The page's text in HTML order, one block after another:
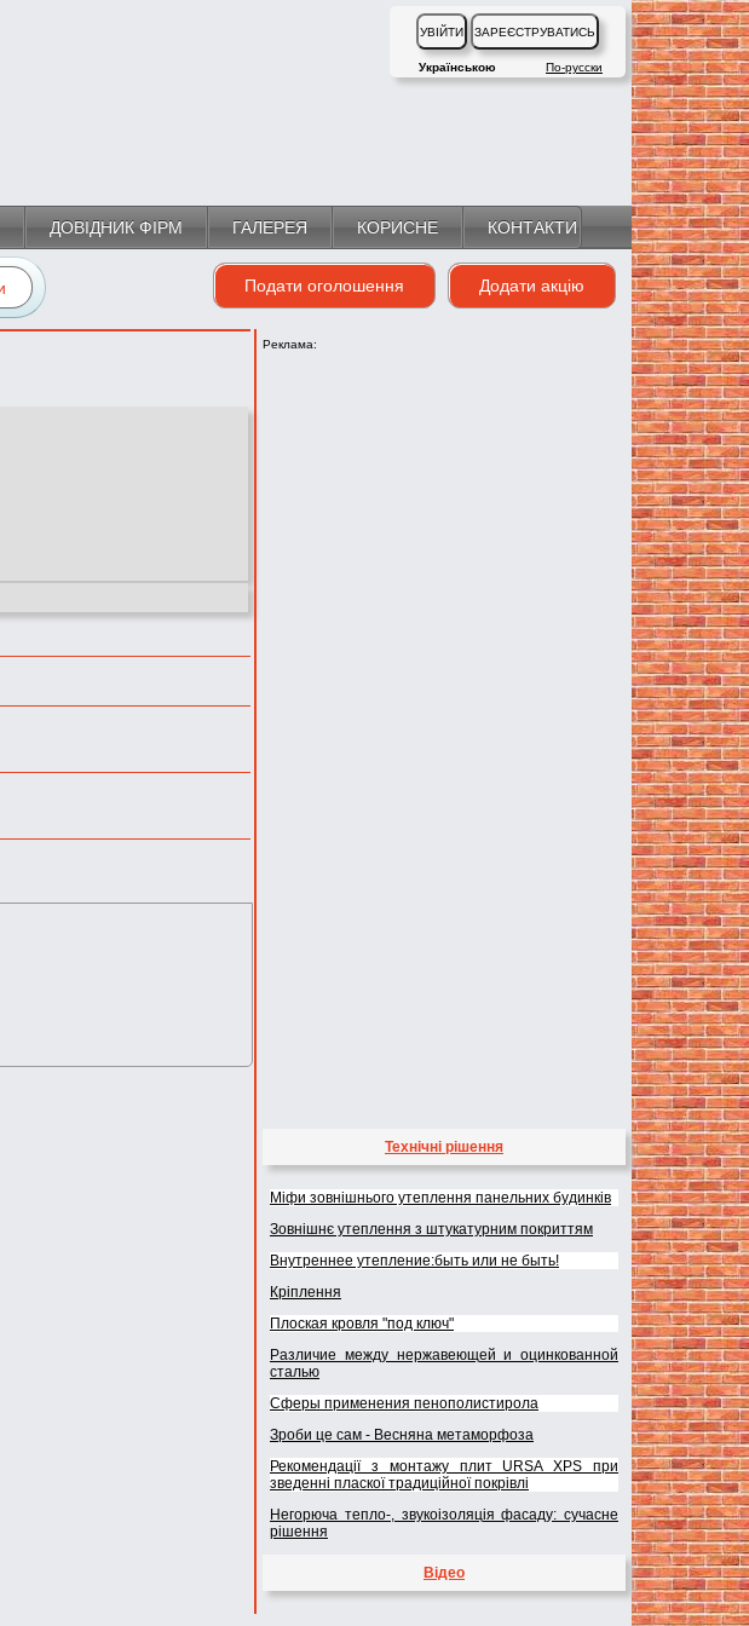
Українською По-русски
ДОВІДНИК ФІРМ ГАЛЕРЕЯ КОРИСНЕ КОНТАКТИ
Додати акцію
Подати оголошення
Реклама:
Технічні рішення
Міфи зовнішнього утеплення панельних будинків
Зовнішнє утеплення з штукатурним покриттям
Внутреннее утепление:быть или не быть!
Кріплення
Плоская кровля "под ключ"
Различие между нержавеющей и оцинкованной
сталью
Сферы применения пенополистирола
Зроби це сам - Весняна метаморфоза
Рекомендації з монтажу плит URSA XPS при
зведенні пласкої традиційної покрівлі
Негорюча тепло-, звукоізоляція фасаду: сучасне
рішення
Відео